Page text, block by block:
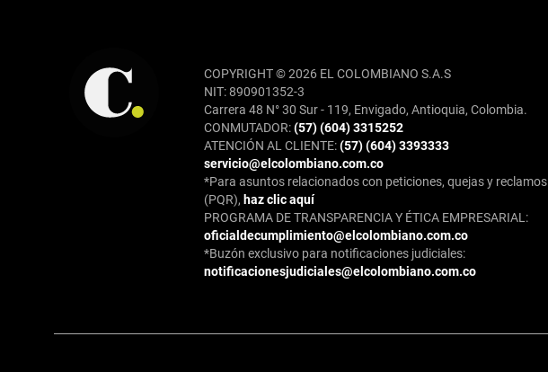
COPYRIGHT © 2026 EL COLOMBIANO S.A.S
NIT: 890901352-3
Carrera 48 N° 30 Sur - 119, Envigado, Antioquia, Colombia.
CONMUTADOR:(57) (604) 3315252
ATENCIÓN AL CLIENTE:(57) (604) 3393333
servicio@elcolombiano.com.co
*Para asuntos relacionados con peticiones, quejas y reclamos
(PQR), haz clic aquí
PROGRAMA DE TRANSPARENCIA Y ÉTICA EMPRESARIAL:
oficialdecumplimiento@elcolombiano.com.co
*Buzón exclusivo para notificaciones judiciales:
notificacionesjudiciales@elcolombiano.com.co